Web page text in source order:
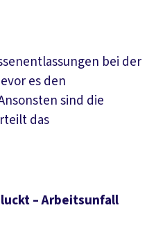
bei der
es den
sind die
das
– Arbeitsunfall